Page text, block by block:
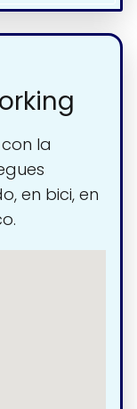
la
en bici, en